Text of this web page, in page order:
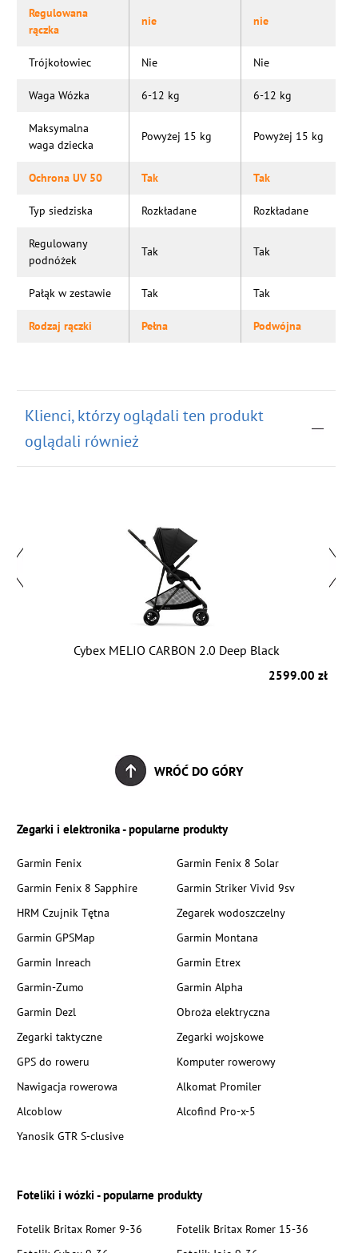
Regulowana
rączka
nie nie
Trójkołowiec Nie Nie
Waga Wózka 6-12 kg 6-12 kg
Maksymalna
waga dziecka
Powyżej 15 kg Powyżej 15 kg
Ochrona UV 50 Tak Tak
Typ siedziska Rozkładane Rozkładane
Regulowany
podnóżek
Tak Tak
Pałąk w zestawie Tak Tak
Rodzaj rączki Pełna Podwójna
Klienci, którzy oglądali ten produkt
oglądali również
Cybex MELIO CARBON 2.0 Deep Black
2599.00 zł
WRÓĆ DO GÓRY
Zegarki i elektronika - popularne produkty
Garmin Fenix
Garmin Fenix 8 Solar
Garmin Fenix 8 Sapphire
Garmin Striker Vivid 9sv
HRM Czujnik Tętna
Zegarek wodoszczelny
Garmin GPSMap
Garmin Montana
Garmin Inreach
Garmin Etrex
Garmin-Zumo
Garmin Alpha
Garmin Dezl
Obroża elektryczna
Zegarki taktyczne
Zegarki wojskowe
GPS do roweru
Komputer rowerowy
Nawigacja rowerowa
Alkomat Promiler
Alcoblow
Alcofind Pro-x-5
Yanosik GTR S-clusive
Foteliki i wózki - popularne produkty
Fotelik Britax Romer 9-36
Fotelik Britax Romer 15-36